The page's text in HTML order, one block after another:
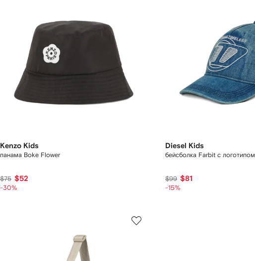
Kenzo Kids
панама Boke Flower
$75 $52
-30%
Diesel Kids
бейсболка Farbit с логотипом
$99 $81
-15%